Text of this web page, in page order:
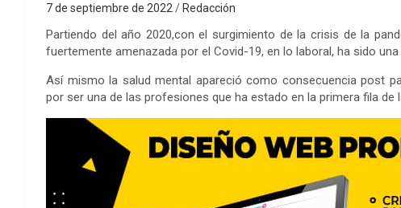
7 de septiembre de 2022 Redacción
Partiendo del año 2020,con el surgimiento de la crisis de la
fuertemente amenazada por el Covid-19, en lo laboral, ha sido
Así mismo la salud mental apareció como consecuencia post
por ser una de las profesiones que ha estado en la primera fila